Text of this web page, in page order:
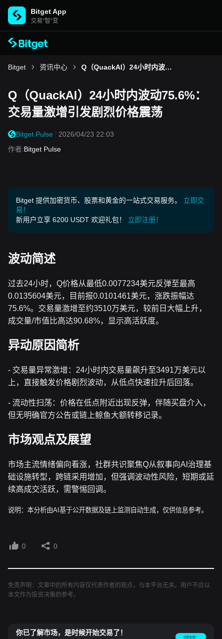
Bitget App
交易“智”变
Bitget 资讯中心 Q（QuackAI）24小时内波动75.6%：交易量激增引发剧烈价格震荡
Q（QuackAI）24小时内波动75.6%：
交易量激增引发剧烈价格震荡
Bitget Pulse
2026/04/23 22:03
作者:Bitget Pulse
Bitget 提供加密货币、股票和黄金的一站式交易服务。
立即交
易！
新用户立享 6200 USDT 欢迎礼包！
立即注册！
波动简述
过去24小时，Q价格从最低0.0077234美元反弹至最高
0.0135604美元，目前报0.0101461美元，涨跌振幅达
75.6%。交易量激增至约3510万美元，较前日大幅上升，
成交量/市值比高达90.68%，显示高活跃度。
异动原因简析
- 交易量异常激增：24小时内交易量飙升至3491万美元以
上，直接触发价格剧烈波动，从低点快速拉升后回落。
- 流动性扫荡：价格在低点附近出现反弹，伴随买盘介入，
但无明确官方公告或链上鲸鱼大额转移记录。
市场观点及展望
市场主流情绪偏向看涨，社群共识聚焦Q从叙事向AI治理基
础设施转型，跨链采用增加，但强调波动性风险，短期或延
续高成交活跃，需警惕回调。
说明：本分析由AI基于公开数据及链上监测自动生成，仅供信息参考。
0 0
免责声明：文章中的所有内容仅代表作者的观点，与本平台无关。用户不应以
本文作为投资决策的参考。
你已了解市场，是时候开始交易了！
立即交易！